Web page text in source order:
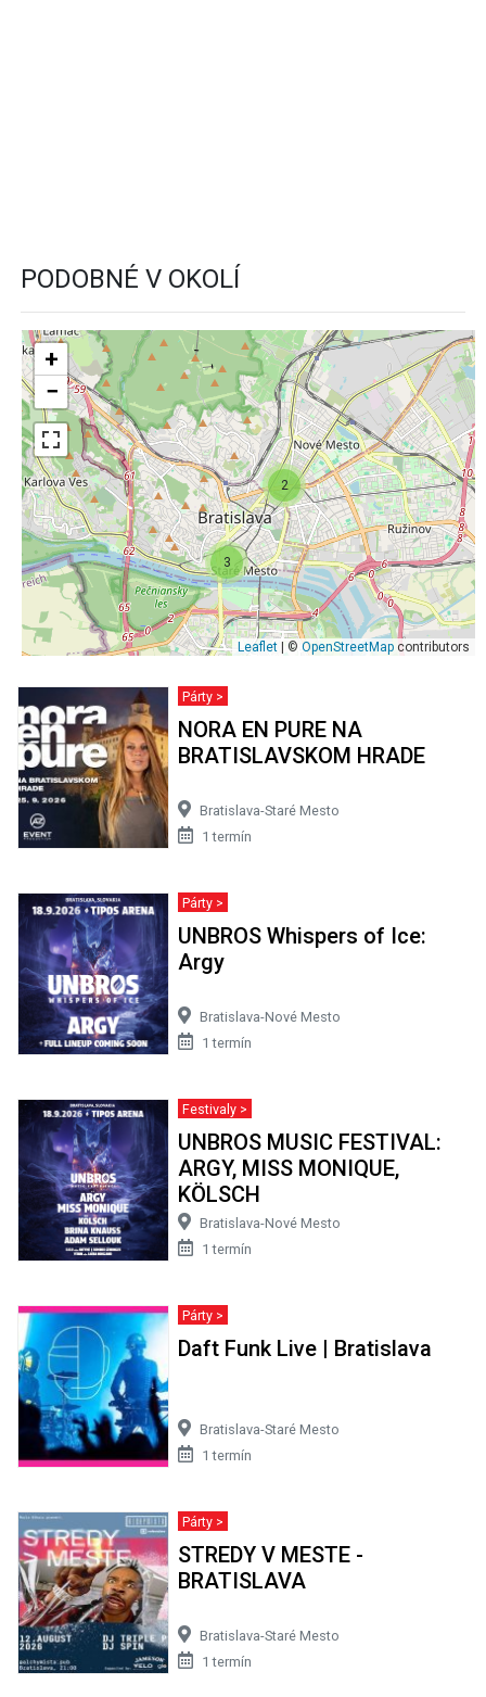
PODOBNÉ V OKOLÍ
3
2
+
−
Leaflet | © OpenStreetMap contributors
Párty >
NORA EN PURE NA
BRATISLAVSKOM HRADE
Bratislava-Staré Mesto
1 termín
Párty >
UNBROS Whispers of Ice:
Argy
Bratislava-Nové Mesto
1 termín
Festivaly >
UNBROS MUSIC FESTIVAL:
ARGY, MISS MONIQUE,
KÖLSCH
Bratislava-Nové Mesto
1 termín
Párty >
Daft Funk Live | Bratislava
Bratislava-Staré Mesto
1 termín
Párty >
STREDY V MESTE -
BRATISLAVA
Bratislava-Staré Mesto
1 termín